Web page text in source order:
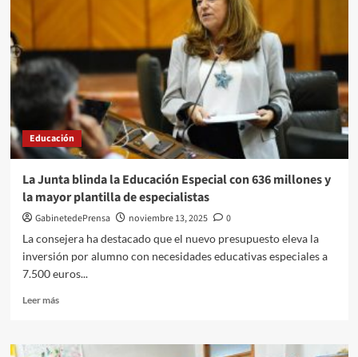
Educación
La Junta blinda la Educación Especial con 636 millones y
la mayor plantilla de especialistas
GabinetedePrensa noviembre 13, 2025
0
La consejera ha destacado que el nuevo presupuesto eleva la
inversión por alumno con necesidades educativas especiales a
7.500 euros...
Leer másLeer
La